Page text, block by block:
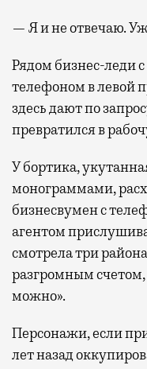
— Я и не отвечаю.
Рядом бизнес-леди
телефоном в левой
здесь дают по
превратился в
У бортика,
монограммами,
бизнесвумен с
агентом
смотрела три
разгромным
можно».
Персонажи, если
лет назад